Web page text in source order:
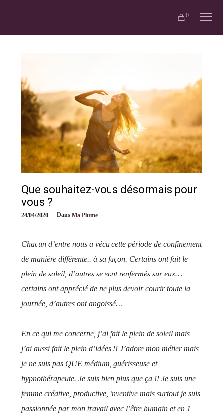
0
Que souhaitez-vous désormais pour
vous ?
24/04/2020 Dans Ma Plume
Chacun d’entre nous a vécu cette période de confinement
de manière différente.. à sa façon. Certains ont fait le
plein de soleil, d’autres se sont renfermés sur eux…
certains ont apprécié de ne plus devoir courir toute la
journée, d’autres ont angoissé…
En ce qui me concerne, j’ai fait le plein de soleil mais
j’ai aussi fait le plein d’idées !! J’adore mon métier mais
je ne suis pas QUE médium, guérisseuse et
hypnothérapeute. Je suis bien plus que ça !! Je suis une
femme créative, productive, inventive mais surtout je suis
passionnée par mon travail avec l’être humain et en 1